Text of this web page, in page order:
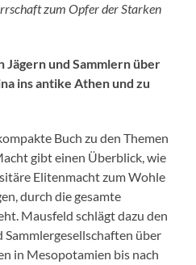
zum Opfer der Starken
Jägern und Sammlern über
ins antike Athen und zu
Buch zu den Themen
gibt einen Überblick, wie
Elitenmacht zum Wohle
durch die gesamte
Mausfeld schlägt dazu den
Sammlergesellschaften über
in Mesopotamien bis nach